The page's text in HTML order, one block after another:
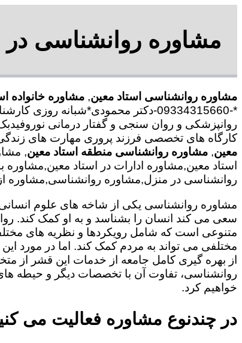
مشاوره روانشناسی در
مشاوره روانشناسی استاد معین, مشاوره خانواده
*-09334315660-دکتر
روانپزشکی و روان سنجی و گفتار درمانی
کارگاه های تخصصی فرزند پروری مهارت های
معین, مشاوره روانشناسی منطقه استاد معین,
استاد معین,مشاوره ادارات در استاد معین,مشاوره
روانشناسی در منزل,مشاوره روانشناسی,مشاوره
مشاوره روانشناسی یکی از شاخه های علوم
سعی می کند انسان را بشناسد و به او کمک کند.
متنوعی است که شامل رویکردها و نظریه های
مختلفی می تواند به مردم کمک کند. اما در مورد
از بهره گیری کامل جامعه از خدمات این قشر از
روانشناسی، تفاوت آن با تخصصات دیگر و حیطه
خواهیم کرد.
در چندنوع مشاوره فعالیت می